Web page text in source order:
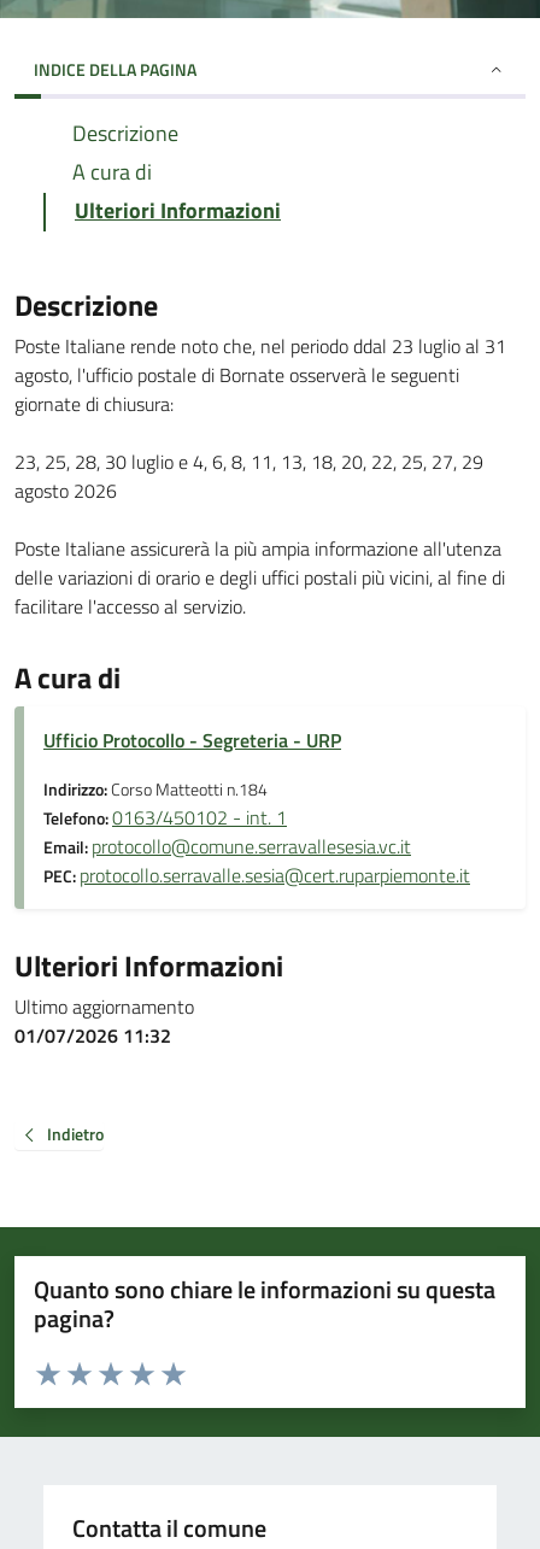
INDICE DELLA PAGINA
Descrizione
A cura di
Ulteriori Informazioni
Descrizione
Poste Italiane rende noto che, nel periodo ddal 23 luglio al 31
agosto, l'ufficio postale di Bornate osserverà le seguenti
giornate di chiusura:
23, 25, 28, 30 luglio e 4, 6, 8, 11, 13, 18, 20, 22, 25, 27, 29
agosto 2026
Poste Italiane assicurerà la più ampia informazione all'utenza
delle variazioni di orario e degli uffici postali più vicini, al fine di
facilitare l'accesso al servizio.
A cura di
Ufficio Protocollo - Segreteria - URP
Indirizzo:Corso Matteotti n.184
Telefono:0163/450102 - int. 1
Email:protocollo@comune.serravallesesia.vc.it
PEC:protocollo.serravalle.sesia@cert.ruparpiemonte.it
Ulteriori Informazioni
Ultimo aggiornamento
01/07/2026 11:32
Indietro
Quanto sono chiare le informazioni su questa
pagina?
Valuta da 1 a 5 stelle la pagina
Valuta 5 stelle su 5
Valuta 4 stelle su 5
Valuta 3 stelle su 5
Valuta 2 stelle su 5
Valuta 1 stelle su 5
Contatta il comune